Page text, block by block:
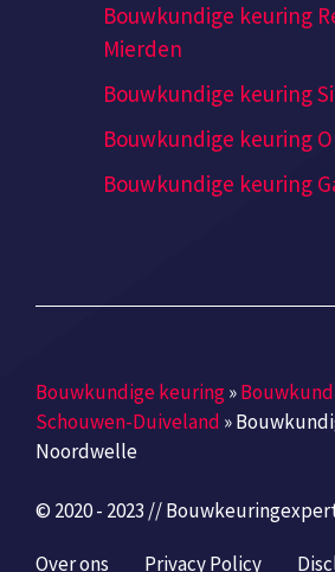
Bouwkundige keuring
Mierden
Bouwkundige keuring
Bouwkundige keuring
Bouwkundige keuring
Bouwkundige keuring»
Schouwen-Duiveland »
Noordwelle
© 2020 - 2023 //
Over ons Privacy Policy